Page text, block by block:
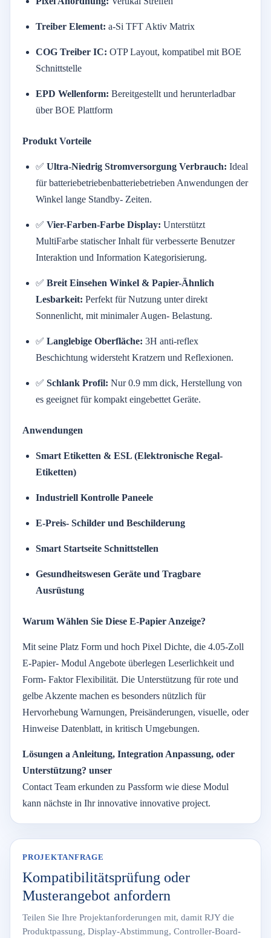
Treiber Element: a-Si TFT Aktiv Matrix
COG Treiber IC: OTPLayout, kompatibel mit BOE
Schnittstelle
EPD Wellenform: Bereitgestellt und herunterladbar
überBOE Plattform
Produkt Vorteile
✅ Ultra-Niedrig Stromversorgung Verbrauch: Ideal
fürbatteriebetriebenbatteriebetrieben Anwendungen der
Winkel lange Standby- Zeiten.
✅ Vier-Farben-Farbe Display: Unterstützt
MultiFarbe statischerInhalt fürverbesserte Benutzer
Interaktion und Information Kategorisierung.
✅ Breit Einsehen Winkel & Papier-Ähnlich
Lesbarkeit: Perfekt fürNutzung unterdirekt
Sonnenlicht, mit minimalerAugen- Belastung.
✅ Langlebige Oberfläche: 3H anti-reflex
Beschichtung widersteht Kratzern und Reflexionen.
✅ Schlank Profil: Nur0.9 mm dick, Herstellung von
es geeignet fürkompakt eingebettet Geräte.
Anwendungen
Smart Etiketten & ESL (Elektronische Regal-
Etiketten)
Industriell Kontrolle Paneele
E-Preis- Schilder und Beschilderung
Smart Startseite Schnittstellen
Gesundheitswesen Geräte und Tragbare
Ausrüstung
Warum Wählen Sie Diese E-Papier Anzeige?
Mit seine Platz Form und hoch Pixel Dichte, die 4.05-Zoll
E-Papier- Modul Angebote überlegen Leserlichkeit und
Form- FaktorFlexibilität. Die Unterstützung fürrote und
gelbe Akzente machen es besonders nützlich für
Hervorhebung Warnungen, Preisänderungen, visuelle, oder
Hinweise Datenblatt, in kritisch Umgebungen.
Lösungen a Anleitung, Integration Anpassung, oder
Unterstützung? unser
Contact Team erkunden zu Passform wie diese Modul
kann nächste in Ihrinnovative innovative project.
PROJEKTANFRAGE
Kompatibilitätsprüfung oder
Musterangebot anfordern
Teilen Sie Ihre Projektanforderungen mit, damit RJY die
Produktpassung, Display-Abstimmung, Controller-Board-